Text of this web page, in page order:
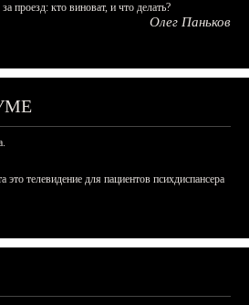
проезд: кто виноват, и что делать?
Олег Паньков
это телевидение для пациентов психдиспансера